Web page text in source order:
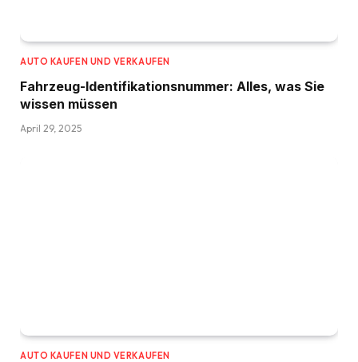
AUTO KAUFEN UND VERKAUFEN
Fahrzeug-Identifikationsnummer: Alles, was Sie
wissen müssen
April 29, 2025
AUTO KAUFEN UND VERKAUFEN